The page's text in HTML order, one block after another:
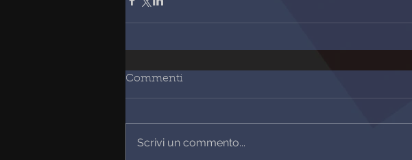
Commenti
Scrivi un commento...